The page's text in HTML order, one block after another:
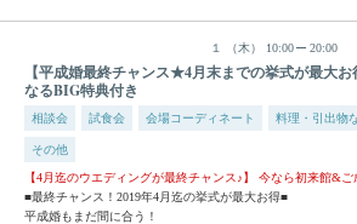
１ （木） 10:00 20:00
【平成婚最終チャンス★4月末までの挙式が最大
なるBIG特典付き
相談会 試食会 会場コーディネート 料理・引出物
その他
【4月迄のウエディングが最終チャンス♪】 今なら初来館&
■最終チャンス！2019年4月迄の挙式が最大お得■
平成婚もまだ間に合う！